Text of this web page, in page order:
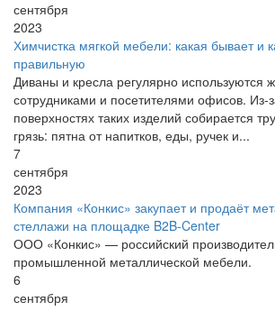
сентября
2023
Химчистка мягкой мебели: какая бывает и
правильную
Диваны и кресла регулярно используются
сотрудниками и посетителями офисов. Из-
поверхностях таких изделий собирается
грязь: пятна от напитков, еды, ручек и...
7
сентября
2023
Компания «Конкис» закупает и продаёт
стеллажи на площадке B2B-Center
ООО «Конкис» — российский
промышленной металлической мебели.
6
сентября